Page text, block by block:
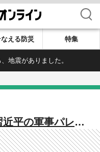
検索
える防災 特集
地震がありました。
近平の軍事パレー
脅威「三大独裁
恩集結に浮かび